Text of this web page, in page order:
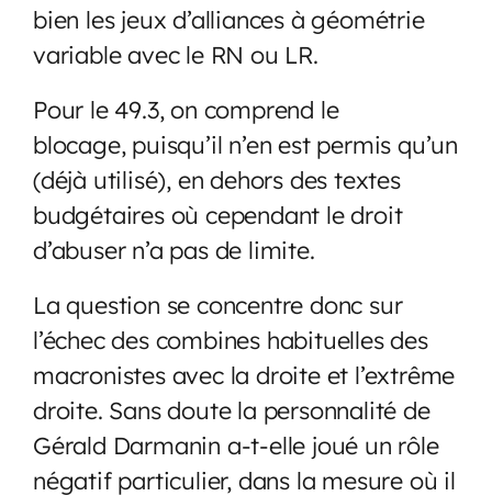
bien les jeux d’alliances à géométrie
variable avec le RN ou LR.
Pour le 49.3, on comprend le
blocage, puisqu’il n’en est permis qu’un
(déjà utilisé), en dehors des textes
budgétaires où cependant le droit
d’abuser n’a pas de limite.
La question se concentre donc sur
l’échec des combines habituelles des
macronistes avec la droite et l’extrême
droite. Sans doute la personnalité de
Gérald Darmanin a-t-elle joué un rôle
négatif particulier, dans la mesure où il